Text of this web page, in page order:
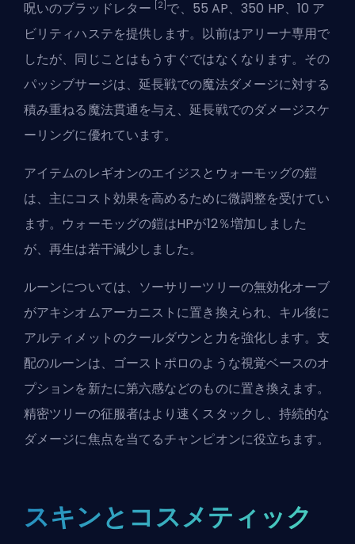
呪いのブラッドレター [2] で、55 AP、350 HP、10 ア
ビリティハステを提供します。以前はアリーナ専用で
したが、同じことはもうすぐではなくなります。その
パッシブサージは、延長戦での魔法ダメージに対する
積み重ねる魔法貫通を与え、延長戦でのダメージスケ
ーリングに優れています。
アイテムのレギオンのエイジスとウォーモッグの鎧
は、主にコスト効果を高めるために微調整を受けてい
ます。ウォーモッグの鎧はHPが12％増加しました
が、再生は若干減少しました。
ルーンについては、ソーサリーツリーの無効化オーブ
がアキシオムアーカニストに置き換えられ、キル後に
アルティメットのクールダウンと力を強化します。支
配のルーンは、ゴーストポロのような視覚ベースのオ
プションを新たに第六感などのものに置き換えます。
精密ツリーの征服者はより速くスタックし、持続的な
ダメージに焦点を当てるチャンピオンに役立ちます。
スキンとコスメティック